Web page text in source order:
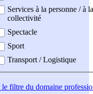
Services à la personne / à la
collectivité
Spectacle
Sport
Transport / Logistique
le filtre du domaine